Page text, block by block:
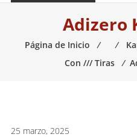
necesario
Adizero
Página de Inicio ⁄ ⁄
Con /// Tiras
⁄
25 marzo, 2025